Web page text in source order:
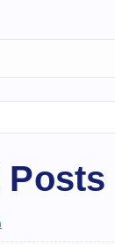
Posts